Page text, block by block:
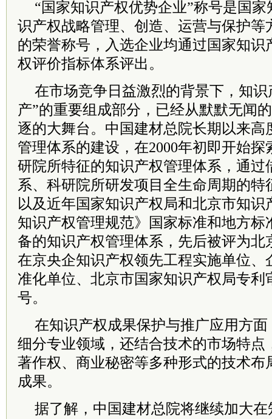
“国家知识产权优势企业”称号是国
识产权战略管理、创造、运营与保护等
的荣誉称号，入选企业均通过国家知识
权评价指标体系评出。
在市场竞争日益激烈的背景下，知
产”的重要组成部分，已经从默默无闻
逐的大舞台。中国建材总院长期以来高
管理体系的建设，在2000年初即开始
研院所特征的知识产权管理体系，通过
系、科研院所研发项目全生命周期的特
以及近年国家知识产权局和北京市知识
知识产权管理规范》国家标准和地方标
备的知识产权管理体系，先后被评为北
在京央企知识产权领先工程实施单位、
准化单位、北京市国家知识产权局专利
号。
在知识产权成果保护与推广应用方
细分专业领域，还结合技术的市场特点
著作权、商业秘密等多种形式的技术布
成果。
据了解，中国建材总院将继续加大